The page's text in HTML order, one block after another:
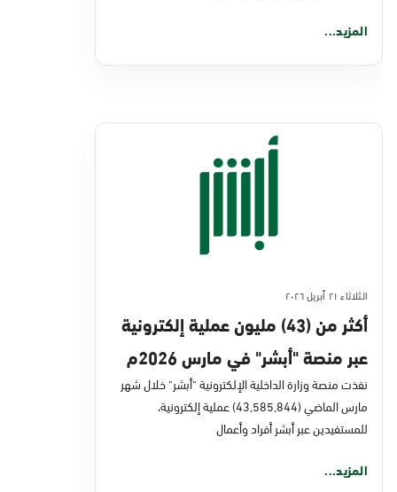
المزيد...
الثلاثاء ٢١ أبريل ٢٠٢٦
أكثر من (43) مليون عملية إلكترونية
عبر منصة "أبشر" في مارس 2026م
نفذت منصة وزارة الداخلية الإلكترونية "أبشر" خلال شهر
مارس الماضي (43,585,844) عملية إلكترونية،
للمستفيدين عبر أبشر أفراد وأعمال
المزيد...